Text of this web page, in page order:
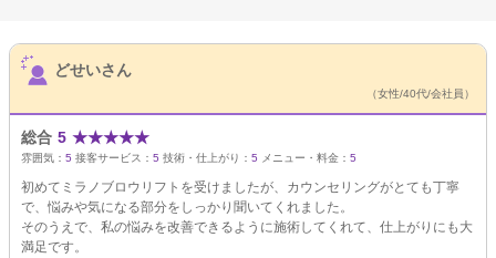
サロンPick Up
どせいさん
（女性/40代/会社員）
総合 5 ★★★★★
雰囲気： 5 接客サービス： 5 技術・仕上がり： 5 メニュー・料金： 5
初めてミラノブロウリフトを受けましたが、カウンセリングがとても丁寧
で、悩みや気になる部分をしっかり聞いてくれました。
そのうえで、私の悩みを改善できるように施術してくれて、仕上がりにも大
満足です。